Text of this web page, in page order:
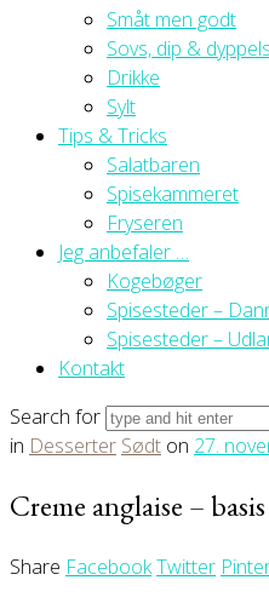
Småt men godt
Sovs, dip &
Drikke
Sylt
Tips & Tricks
Salatbaren
Spisekammeret
Fryseren
Jeg anbefaler …
Kogebøger
Spisesteder –
Spisesteder –
Kontakt
Search for
in Desserter Sødt on 27.
Creme anglaise –
Share FacebookTwitter